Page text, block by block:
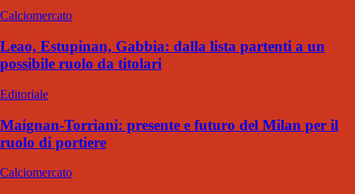
Calciomercato
Leao, Estupinan, Gabbia: dalla lista partenti a un
possibile ruolo da titolari
Editoriale
Maignan-Torriani: presente e futuro del Milan per il
ruolo di portiere
Calciomercato